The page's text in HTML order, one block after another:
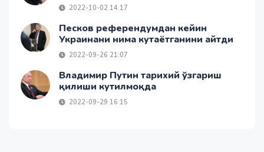
2022-10-02 14:17
Песков референдумдан кейин
Украинани нима кутаётганини айтди
2022-09-26 21:07
Владимир Путин тарихий ўзгариш
қилиши кутилмоқда
2022-09-29 16:15